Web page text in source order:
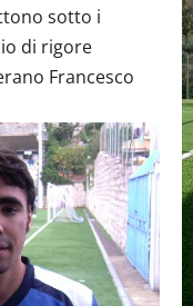
sotto i
di rigore
Francesco